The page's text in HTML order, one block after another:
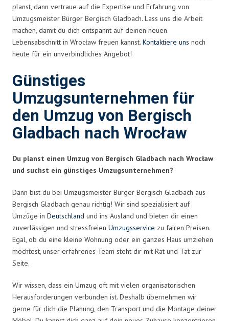
planst, dann vertraue auf die Expertise und Erfahrung von
Umzugsmeister Bürger Bergisch Gladbach. Lass uns die Arbeit
machen, damit du dich entspannt auf deinen neuen
Lebensabschnitt in Wrocław freuen kannst. Kontaktiere uns noch
heute für ein unverbindliches Angebot!
Günstiges
Umzugsunternehmen für
den Umzug von Bergisch
Gladbach nach Wrocław
Du planst einen Umzug von Bergisch Gladbach nach Wrocław
und suchst ein günstiges Umzugsunternehmen?
Dann bist du bei Umzugsmeister Bürger Bergisch Gladbach aus
Bergisch Gladbach genau richtig! Wir sind spezialisiert auf
Umzüge in Deutschland und ins Ausland und bieten dir einen
zuverlässigen und stressfreien Umzugsservice zu fairen Preisen.
Egal, ob du eine kleine Wohnung oder ein ganzes Haus umziehen
möchtest, unser erfahrenes Team steht dir mit Rat und Tat zur
Seite.
Wir wissen, dass ein Umzug oft mit vielen organisatorischen
Herausforderungen verbunden ist. Deshalb übernehmen wir
gerne für dich die Planung, den Transport und die Montage deiner